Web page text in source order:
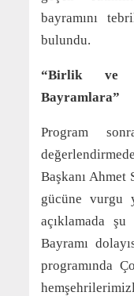
bayramını
bulundu.
“Birlik ve
Bayramlara”
Program
Başkanı Ahmet
gücüne vurgu
açıklamada
Bayramı
programında